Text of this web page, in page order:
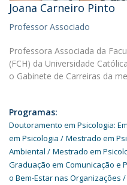
Joana Carneiro Pinto
Professor Associado
Professora Associada da
(FCH) da Universidade
o Gabinete de Carreiras da
Programas:
Doutoramento em Psicologia:
em Psicologia
Mestrado em
Ambiental
Mestrado em
Graduação em Comunicação e
o Bem-Estar nas Organizações